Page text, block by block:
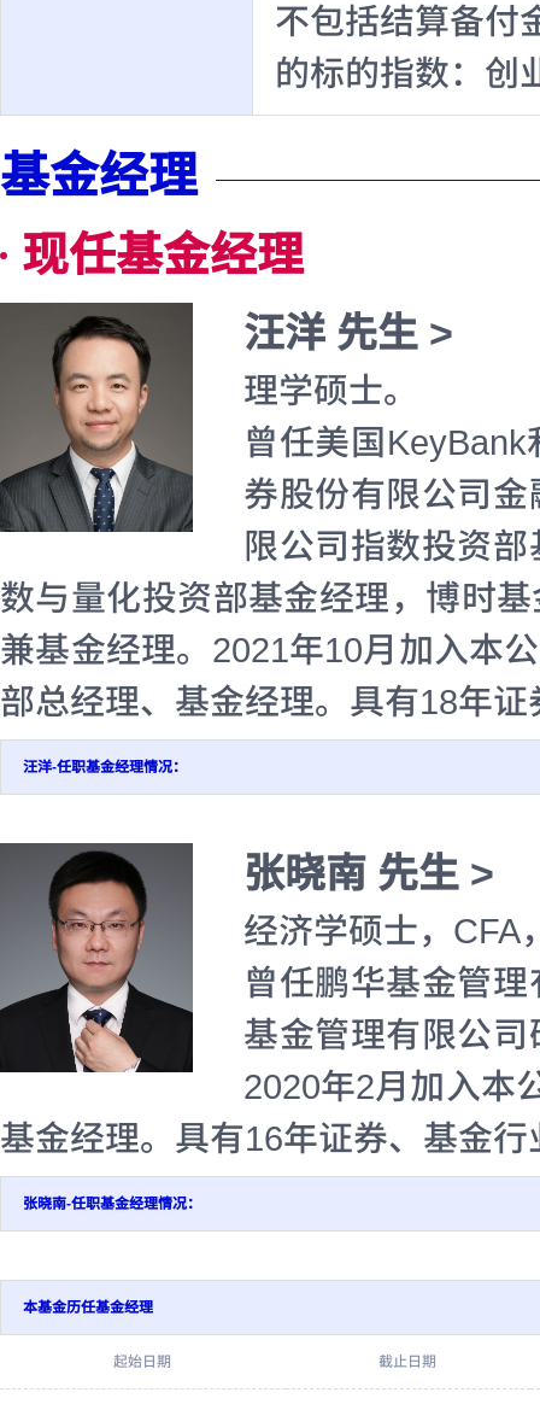
不包括结算备付
的标的指数：创
基金经理
现任基金经理
汪洋 先生 >
理学硕士。
曾任美国
券股份有限公司
限公司指数投资
数与量化投资部基金经理，博时
兼基金经理。2021年10月加入本
部总经理、基金经理。具有18年
汪洋-任职基金经理情况：
张晓南 先生 >
经济学硕士，CFA
曾任鹏华基金管
基金管理有限公
2020年2月加入本
基金经理。具有16年证券、基金
张晓南-任职基金经理情况：
本基金历任基金经理
起始日期 截止日期